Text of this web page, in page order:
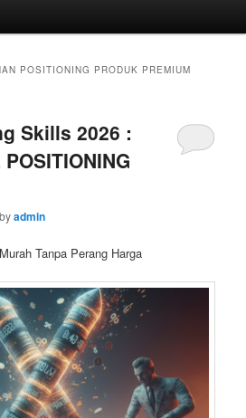
POSITIONING PRODUK PREMIUM
Skills 2026 :
byadmin
Tanpa Perang Harga